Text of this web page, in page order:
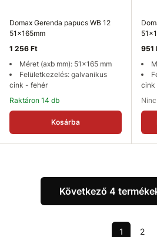
Domax Gerenda papucs WB 12
51x165mm
1 256 Ft
Méret (axb mm): 51x165 mm
Felületkezelés: galvanikus
cink - fehér
Raktáron 14 db
Kosárba
951
cink
Következő 4
1 2